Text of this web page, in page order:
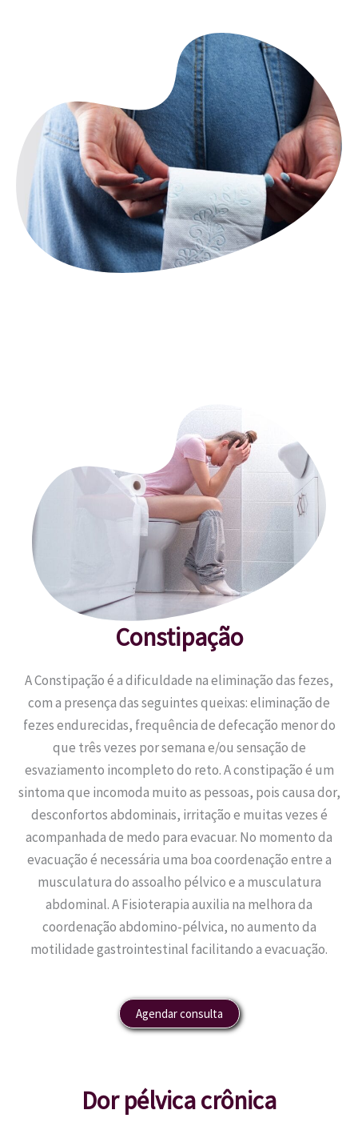
Constipação
A Constipação é a dificuldade na eliminação das fezes,
com a presença das seguintes queixas: eliminação de
fezes endurecidas, frequência de defecação menor do
que três vezes por semana e/ou sensação de
esvaziamento incompleto do reto. A constipação é um
sintoma que incomoda muito as pessoas, pois causa dor,
desconfortos abdominais, irritação e muitas vezes é
acompanhada de medo para evacuar. No momento da
evacuação é necessária uma boa coordenação entre a
musculatura do assoalho pélvico e a musculatura
abdominal. A Fisioterapia auxilia na melhora da
coordenação abdomino-pélvica, no aumento da
motilidade gastrointestinal facilitando a evacuação.
Agendar consulta
Dor pélvica crônica